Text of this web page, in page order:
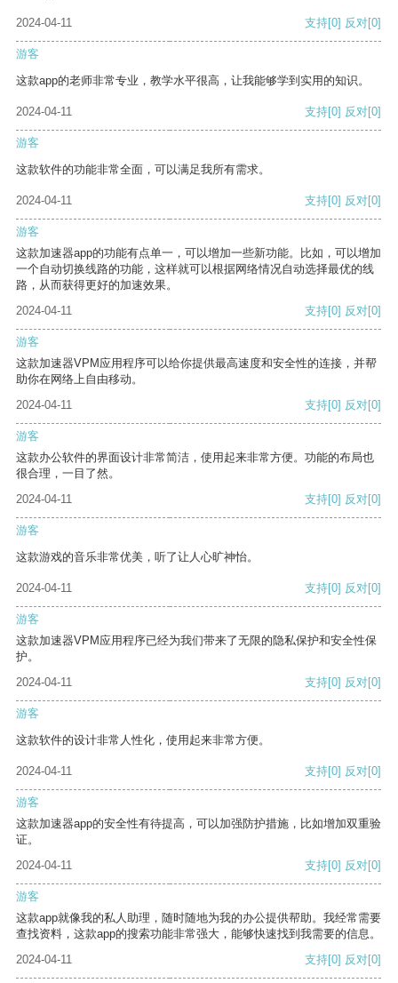
2024-04-11 支持[0] 反对[0]
游客
这款app的老师非常专业，教学水平很高，让我能够学到实用的知识。
2024-04-11 支持[0] 反对[0]
游客
这款软件的功能非常全面，可以满足我所有需求。
2024-04-11 支持[0] 反对[0]
游客
这款加速器app的功能有点单一，可以增加一些新功能。比如，可以增加
一个自动切换线路的功能，这样就可以根据网络情况自动选择最优的线
路，从而获得更好的加速效果。
2024-04-11
支持[0] 反对[0]
游客
这款加速器VPM应用程序可以给你提供最高速度和安全性的连接，并帮
助你在网络上自由移动。
2024-04-11
支持[0] 反对[0]
游客
这款办公软件的界面设计非常简洁，使用起来非常方便。功能的布局也
很合理，一目了然。
2024-04-11
支持[0] 反对[0]
游客
这款游戏的音乐非常优美，听了让人心旷神怡。
2024-04-11 支持[0] 反对[0]
游客
这款加速器VPM应用程序已经为我们带来了无限的隐私保护和安全性保
护。
2024-04-11
支持[0] 反对[0]
游客
这款软件的设计非常人性化，使用起来非常方便。
2024-04-11 支持[0] 反对[0]
游客
这款加速器app的安全性有待提高，可以加强防护措施，比如增加双重验
证。
2024-04-11
支持[0] 反对[0]
游客
这款app就像我的私人助理，随时随地为我的办公提供帮助。我经常需要
查找资料，这款app的搜索功能非常强大，能够快速找到我需要的信息。
2024-04-11
支持[0] 反对[0]